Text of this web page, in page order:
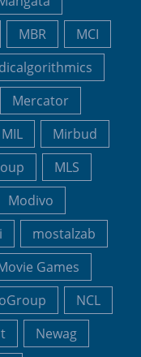
MBR
MCI
Mercator
MIL
Mirbud
MLS
Modivo
mostalzab
Games
NCL
Newag